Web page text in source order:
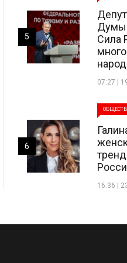
Думы
Сила
07:27 |
5
16:36 |
6